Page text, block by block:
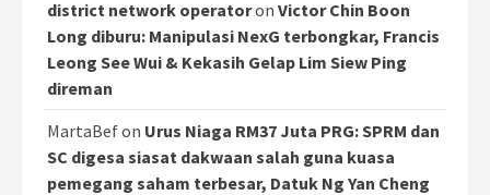
district network operatoron Victor Chin Boon
Long diburu: Manipulasi NexG terbongkar, Francis
Leong See Wui & Kekasih Gelap Lim Siew Ping
direman
MartaBefon Urus Niaga RM37 Juta PRG: SPRM dan
SC digesa siasat dakwaan salah guna kuasa
pemegang saham terbesar, Datuk Ng Yan Cheng